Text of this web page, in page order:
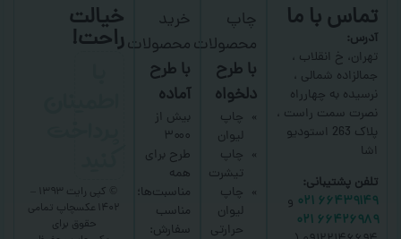
تماس با ما
آدرس:
تهران، خ انقلاب ،
جمالزاده شمالی ،
نرسیده به چهارراه
نصرت سمت راست ،
پلاک 263 استودیو
اشا
تلفن پشتیبانی:
۶۶۴۳۹۱۴۹ ۰۲۱
و
۶۶۴۲۶۹۸۹ ۰۲۱
چاپ
محصولات
با طرح
دلخواه
چاپ
لیوان
چاپ
تیشرت
چاپ
لیوان
حرارتی
خرید
محصولات
با طرح
آماده
بیش از
۳۰۰۰
طرح برای
همه
مناسبت‌ها؛
مناسب
سفارش:
خیالت
راحت!
۱۴۰۲ عکسچاپ
تمامی
حقوق برای